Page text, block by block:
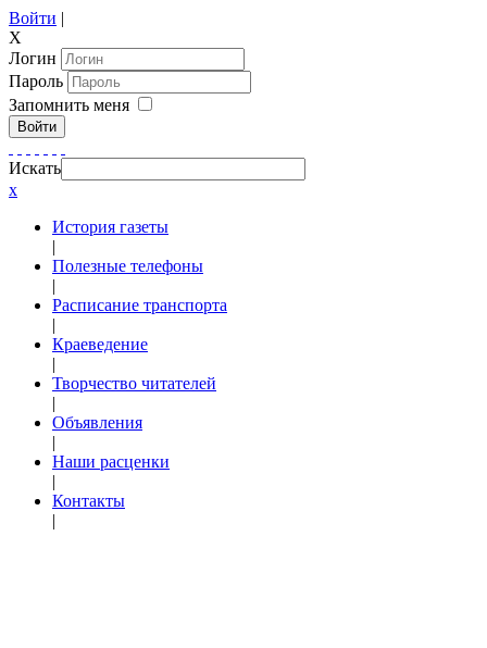
Войти |
X
Логин
Пароль
Запомнить меня
Войти
Искать
x
История газеты
|
Полезные телефоны
|
Расписание транспорта
|
Краеведение
|
Творчество читателей
|
Объявления
|
Наши расценки
|
Контакты
|